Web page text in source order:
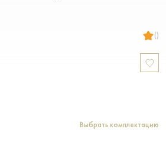
()
Выбрать комплектацию